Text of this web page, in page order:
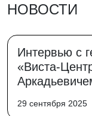
НОВОСТИ
Интервью с
«Виста-
29 сентября 2025